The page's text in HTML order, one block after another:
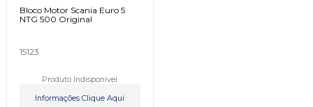
Bloco Motor Scania Euro 5
NTG 500 Original
15123
Produto Indisponível
Informações Clique Aqui